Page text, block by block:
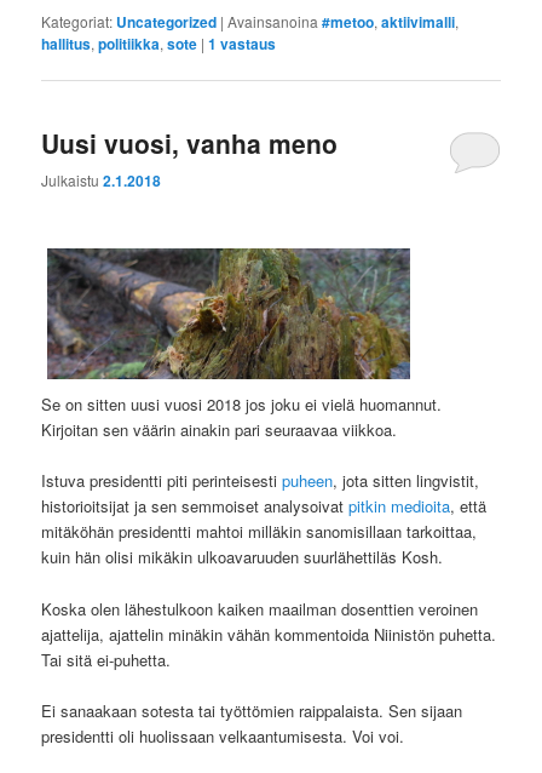
Kategoriat: Uncategorized |Avainsanoina #metoo,aktiivimalli,
hallitus,politiikka,sote |1 vastaus
Uusi vuosi, vanha meno
Julkaistu2.1.2018
Se on sitten uusi vuosi 2018 jos joku ei vielä huomannut.
Kirjoitan sen väärin ainakin pari seuraavaa viikkoa.
Istuva presidentti piti perinteisestipuheen, jota sitten lingvistit,
historioitsijat ja sen semmoiset analysoivatpitkin medioita, että
mitäköhän presidentti mahtoi milläkin sanomisillaan tarkoittaa,
kuin hän olisi mikäkin ulkoavaruuden suurlähettiläs Kosh.
Koska olen lähestulkoon kaiken maailman dosenttien veroinen
ajattelija, ajattelin minäkin vähän kommentoida Niinistön puhetta.
Tai sitä ei-puhetta.
Ei sanaakaan sotesta tai työttömien raippalaista. Sen sijaan
presidentti oli huolissaan velkaantumisesta. Voi voi.